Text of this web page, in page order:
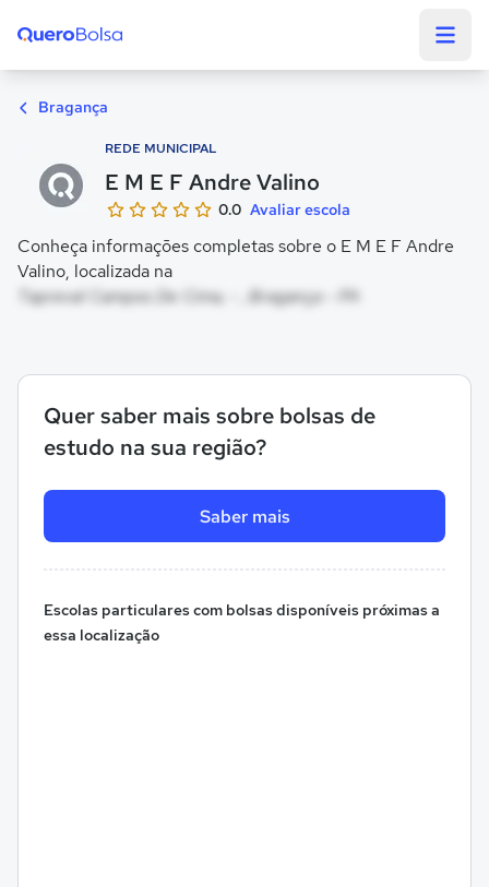
Bragança
REDE MUNICIPAL
E M E F Andre Valino
0.0 Avaliar escola
Conheça informações completas sobre o E M E F Andre
Valino, localizada na
Tapreval Campos De Cima, - , Bragança - PA
Quer saber mais sobre bolsas de
estudo na sua região?
Saber mais
Escolas particulares com bolsas disponíveis próximas a
essa localização